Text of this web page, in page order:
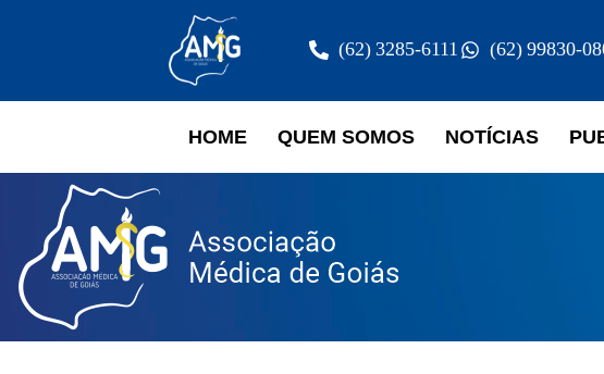
(62) 3285-6111 (62) 99830-
HOME QUEM SOMOS NOTÍCIAS